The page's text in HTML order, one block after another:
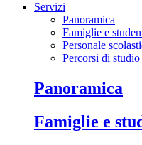
Servizi
Panoramica
Famiglie e
Personale
Percorsi di studio
Panoramica
Famiglie e